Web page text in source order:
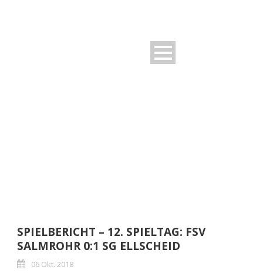
SPIELBERICHT – 12. SPIELTAG: FSV
SALMROHR 0:1 SG ELLSCHEID
06 Okt. 2018